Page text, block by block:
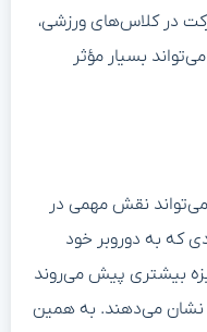
در کلاس‌های ورزشی،
بسیار مؤثر
نقش مهمی در
که به دوروبر خود
بیشتری پیش می‌روند
نشان می‌دهند. به همین